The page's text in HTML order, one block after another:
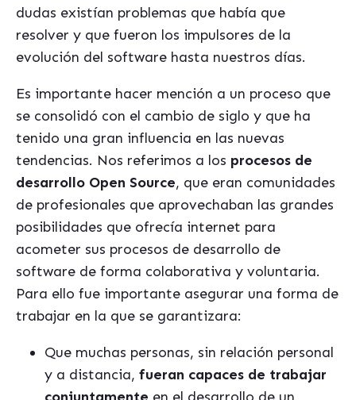
dudas existían problemas que había que
resolver y que fueron los impulsores de la
evolución del software hasta nuestros días.
Es importante hacer mención a un proceso que
se consolidó con el cambio de siglo y que ha
tenido una gran influencia en las nuevas
tendencias. Nos referimos a los procesos de
desarrollo Open Source, que eran comunidades
de profesionales que aprovechaban las grandes
posibilidades que ofrecía internet para
acometer sus procesos de desarrollo de
software de forma colaborativa y voluntaria.
Para ello fue importante asegurar una forma de
trabajar en la que se garantizara:
Que muchas personas, sin relación personal
y a distancia, fueran capaces de trabajar